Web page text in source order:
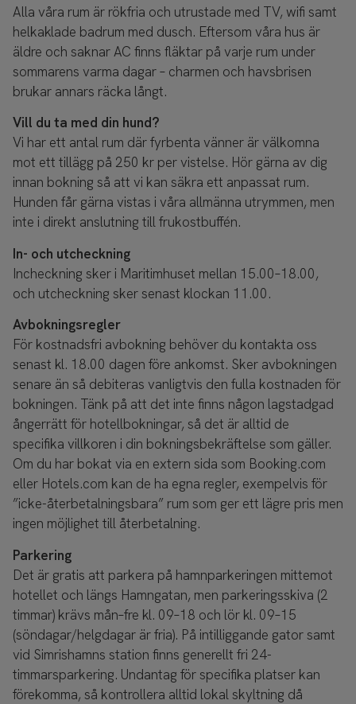
Alla våra rum är rökfria och utrustade med TV, wifi samt
helkaklade badrum med dusch. Eftersom våra hus är
äldre och saknar AC finns fläktar på varje rum under
sommarens varma dagar – charmen och havsbrisen
brukar annars räcka långt.
Vill du ta med din hund?
Vi har ett antal rum där fyrbenta vänner är välkomna
mot ett tillägg på 250 kr per vistelse. Hör gärna av dig
innan bokning så att vi kan säkra ett anpassat rum.
Hunden får gärna vistas i våra allmänna utrymmen, men
inte i direkt anslutning till frukostbuffén.
In- och utcheckning
Incheckning sker i Maritimhuset mellan 15.00–18.00,
och utcheckning sker senast klockan 11.00.
Avbokningsregler
För kostnadsfri avbokning behöver du kontakta oss
senast kl. 18.00 dagen före ankomst. Sker avbokningen
senare än så debiteras vanligtvis den fulla kostnaden för
bokningen. Tänk på att det inte finns någon lagstadgad
ångerrätt för hotellbokningar, så det är alltid de
specifika villkoren i din bokningsbekräftelse som gäller.
Om du har bokat via en extern sida som Booking.com
eller Hotels.com kan de ha egna regler, exempelvis för
”icke-återbetalningsbara” rum som ger ett lägre pris men
ingen möjlighet till återbetalning.
Parkering
Det är gratis att parkera på hamnparkeringen mittemot
hotellet och längs Hamngatan, men parkeringsskiva (2
timmar) krävs mån–fre kl. 09–18 och lör kl. 09–15
(söndagar/helgdagar är fria). På intilliggande gator samt
vid Simrishamns station finns generellt fri 24-
timmarsparkering. Undantag för specifika platser kan
förekomma, så kontrollera alltid lokal skyltning då